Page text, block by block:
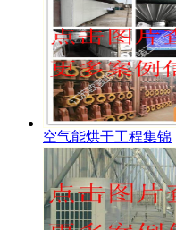
空气能烘干工程集锦